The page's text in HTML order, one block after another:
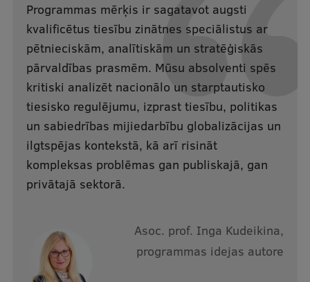
Profesionālās pilnveides kursi
ESF kvalifikācijas celšanas kursi
Pedagoģiskās izaugsmes centrs
Kvalifikācijas atbilstības pārbaude
Pētniecība
Pētniecības datu pārvaldība
RSU zinātnes portāls
Programmas mērķis ir sagatavot augsti
kvalificētus tiesību zinātnes speciālistus ar
pētnieciskām, analītiskām un stratēģiskās
pārvaldības prasmēm. Mūsu absolventi spēs
kritiski analizēt nacionālo un starptautisko
tiesisko regulējumu, izprast tiesību, politikas
un sabiedrības mijiedarbību globalizācijas un
ilgtspējas kontekstā, kā arī risināt
kompleksas problēmas gan publiskajā, gan
privātajā sektorā.
Asoc. prof. Inga Kudeikina,
programmas idejas autore